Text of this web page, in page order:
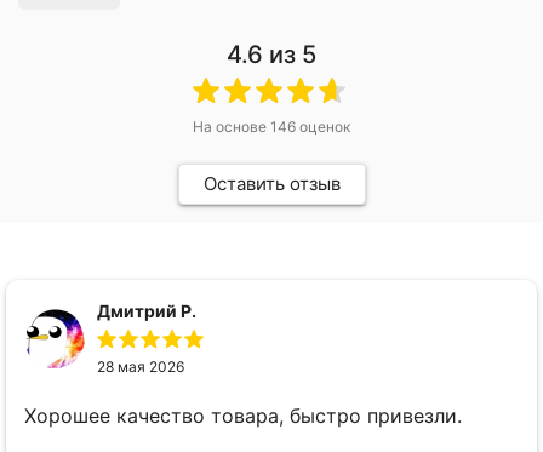
4.6 из 5
На основе 146 оценок
Оставить отзыв
Дмитрий Р.
28 мая 2026
Хорошее качество товара, быстро привезли.